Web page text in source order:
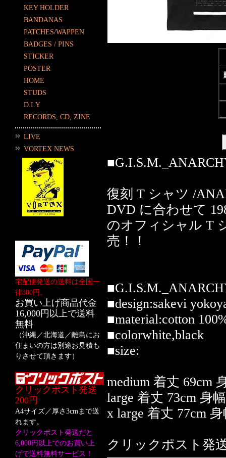
KEY HOLDER
BANDANAS
PATCHES/WAPPEN
BADGES / PINS
STICKER
POSTER
HOME
STUDS
D.I.Y
RECORDS, CD, ZINE
LIVE
VORTEX NEWS
宅配便発送の送料は全国一
律800円。
お買い上げ商品代金
16,000円以上で送料
無料
（沖縄／北海道／離島にお
住まいの方は別途お見積も
りさせて頂きます）
クリックポスト発送
200円
A4サイズ／厚さ3cmまで送
れます。
クリックポスト発送だと
6,000円以上でのお買い上
げで送料無料サービス！
復刻 T シャツ /
DVD に合わせて
のオフィシャル T
売！！
■design:sakevi
■material:cotton
■colorwhite,black
■size:
medium 着丈 69cm
large 着丈 73cm 身
x large 着丈 77cm
クリックポスト発